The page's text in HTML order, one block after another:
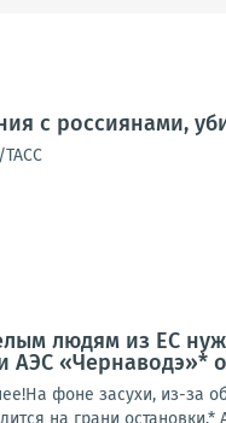
с россиянами,
ТАСС
людям из ЕС
АЭС «Чернаводэ»*
фоне засухи, из-за
на грани